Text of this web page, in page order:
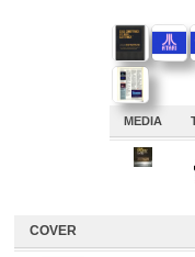
MEDIA
COVER